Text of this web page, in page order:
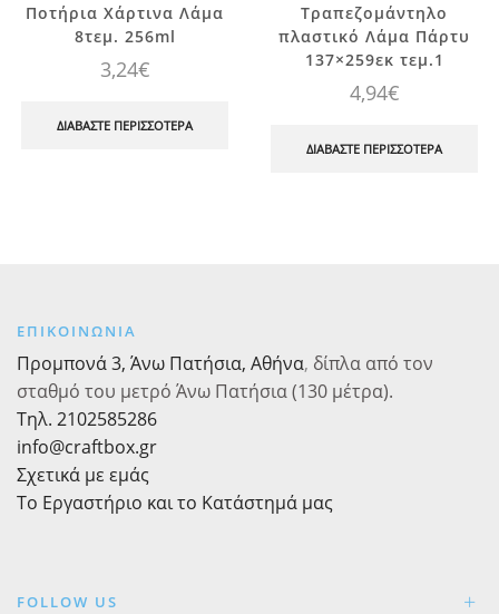
Ποτήρια Χάρτινα Λάμα
8τεμ. 256ml
3,24€
ΔΙΑΒΆΣΤΕ ΠΕΡΙΣΣΌΤΕΡΑ
Τραπεζομάντηλο
πλαστικό Λάμα Πάρτυ
137×259εκ τεμ.1
4,94€
ΔΙΑΒΆΣΤΕ ΠΕΡΙΣΣΌΤΕΡΑ
ΕΠΙΚΟΙΝΩΝΙΑ
Προμπονά 3, Άνω Πατήσια, Αθήνα, δίπλα από τον
σταθμό του μετρό Άνω Πατήσια (130 μέτρα).
Τηλ. 2102585286
info@craftbox.gr
Σχετικά με εμάς
Το Εργαστήριο και το Κατάστημά μας
FOLLOW US